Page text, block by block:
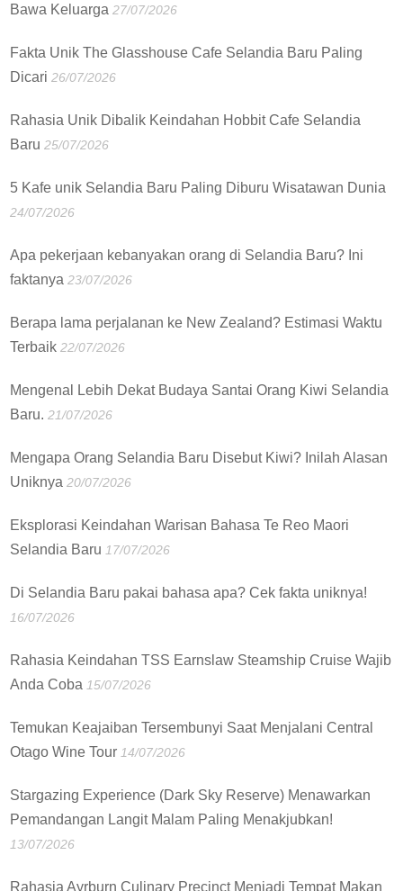
Bawa Keluarga 27/07/2026
Fakta Unik The Glasshouse Cafe Selandia Baru Paling
Dicari 26/07/2026
Rahasia Unik Dibalik Keindahan Hobbit Cafe Selandia
Baru 25/07/2026
5 Kafe unik Selandia Baru Paling Diburu Wisatawan Dunia
24/07/2026
Apa pekerjaan kebanyakan orang di Selandia Baru? Ini
faktanya 23/07/2026
Berapa lama perjalanan ke New Zealand? Estimasi Waktu
Terbaik 22/07/2026
Mengenal Lebih Dekat Budaya Santai Orang Kiwi Selandia
Baru. 21/07/2026
Mengapa Orang Selandia Baru Disebut Kiwi? Inilah Alasan
Uniknya 20/07/2026
Eksplorasi Keindahan Warisan Bahasa Te Reo Maori
Selandia Baru 17/07/2026
Di Selandia Baru pakai bahasa apa? Cek fakta uniknya!
16/07/2026
Rahasia Keindahan TSS Earnslaw Steamship Cruise Wajib
Anda Coba 15/07/2026
Temukan Keajaiban Tersembunyi Saat Menjalani Central
Otago Wine Tour 14/07/2026
Stargazing Experience (Dark Sky Reserve) Menawarkan
Pemandangan Langit Malam Paling Menakjubkan!
13/07/2026
Rahasia Ayrburn Culinary Precinct Menjadi Tempat Makan